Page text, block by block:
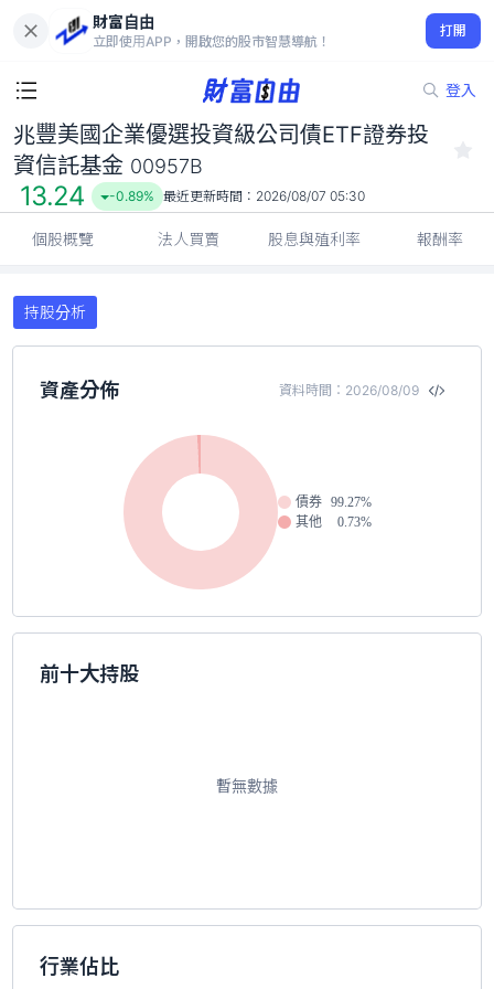
財富自由
立即使用APP，開啟您的股市智慧導航！
打開
登入
兆豐美國企業優選投資級公司債ETF證券投資信託基金 00957B
13.24
-0.89%
兆豐美國企業優選投資級公司債ETF證券投
資信託基金 00957B
13.24 -0.89% 最近更新時間： 2026/08/07 05:30
個股概覽 法人買賣 股息與殖利率 報酬率
持股分析
資產分佈 資料時間：2026/08/09
債券
99.27%
其他
0.73%
前十大持股
暫無數據
行業佔比